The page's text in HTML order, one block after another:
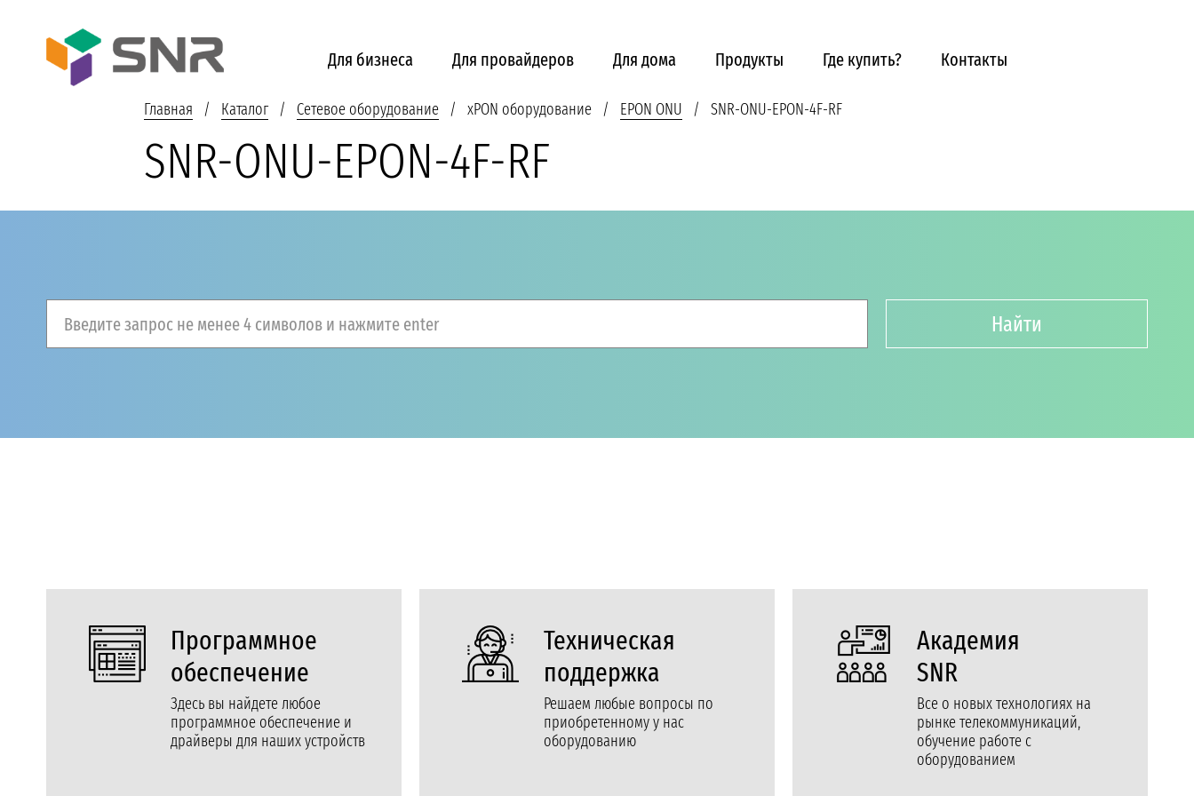
Для бизнеса Для провайдеров Для дома Продукты Где купить? Контакты
Главная Каталог Сетевое оборудование xPON оборудование EPON ONU SNR-ONU-EPON-4F-RF
SNR-ONU-EPON-4F-RF
Введите запрос не менее 4 символов и нажмите enter Найти
Программное
обеспечение
Здесь вы найдете любое
программное обеспечение и
драйверы для наших устройств
Техническая
поддержка
Решаем любые вопросы по
приобретенному у нас
оборудованию
Академия
SNR
Все о новых технологиях на
рынке телекоммуникаций,
обучение работе с
оборудованием